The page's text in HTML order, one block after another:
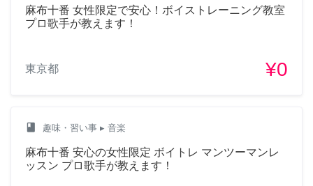
麻布十番 女性限定で安心！ボイストレーニング教室
プロ歌手が教えます！
東京都 ¥0
class 趣味・習い事 ▸ 音楽
麻布十番 安心の女性限定 ボイトレ マンツーマンレ
ッスン プロ歌手が教えます！